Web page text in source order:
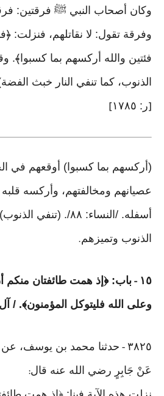
وكان أصحاب النبي ﷺ فرقتين:
وفرقة تقول: لا نقاتلهم، فنزلت:
فئتين والله أركسهم بما كسبوا﴾.
الذنوب، كما تنفي النار خبث
[ر: ١٧٨٥ ]
(أركسهم بما كسبوا) أوقعهم في
عصيانهم ومخالفتهم، وأركسه
أسفله. /النساء: ٨٨/.
الذنوب وتميزهم.
١٥ - باب: ﴿إذ همت طائفتان منكم
وعلى الله فليتوكل المؤمنون﴾. / آل
٣٨٢٥ - حدثنا محمد بن يوسف، عن
عَنْ جَابِرٍ رضي الله عنه قال: